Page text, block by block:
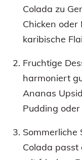
Colada zu
Chicken oder
karibische
Fruchtige
harmoniert
Ananas
Pudding
Sommerliche
Colada passt